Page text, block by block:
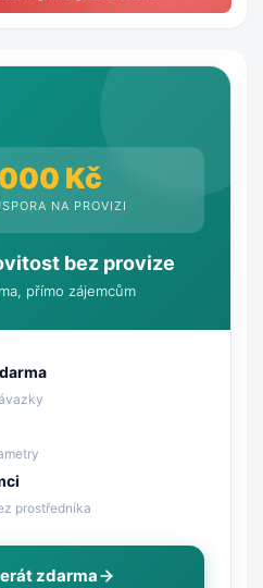
Kč
NA PROVIZI
bez provize
přímo zájemcům
prostředníka
zdarma